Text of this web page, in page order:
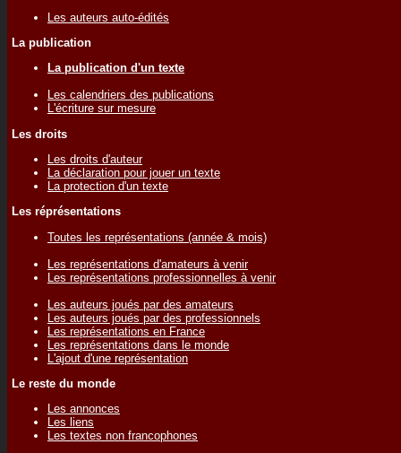
Les auteurs auto-édités
La publication
La publication d'un texte
Les calendriers des publications
L'écriture sur mesure
Les droits
Les droits d'auteur
La déclaration pour jouer un texte
La protection d'un texte
Les réprésentations
Toutes les représentations (année & mois)
Les représentations d'amateurs à venir
Les représentations professionnelles à venir
Les auteurs joués par des amateurs
Les auteurs joués par des professionnels
Les représentations en France
Les représentations dans le monde
L'ajout d'une représentation
Le reste du monde
Les annonces
Les liens
Les textes non francophones